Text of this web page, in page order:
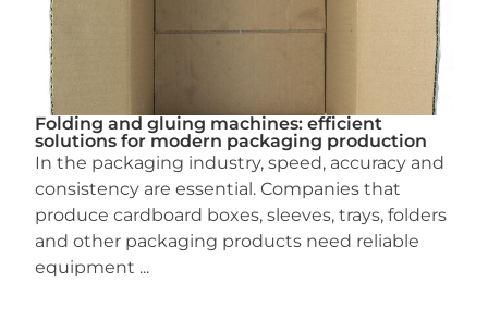
Folding and gluing machines: efficient
solutions for modern packaging production
In the packaging industry, speed, accuracy and
consistency are essential. Companies that
produce cardboard boxes, sleeves, trays, folders
and other packaging products need reliable
equipment ...